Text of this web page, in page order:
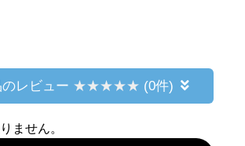
レビュー (0件)
ません。